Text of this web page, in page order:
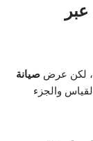
لكن عرض صيانة
والجزء